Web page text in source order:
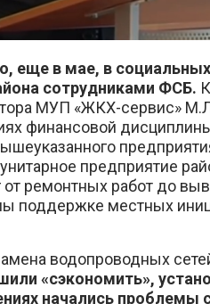
еще в мае, в
сотрудниками ФСБ.
МУП «ЖКХ-сервис»
финансовой
предприятие
ремонтных работ до
поддержке местных
водопроводных
«сэкономить»,
начались